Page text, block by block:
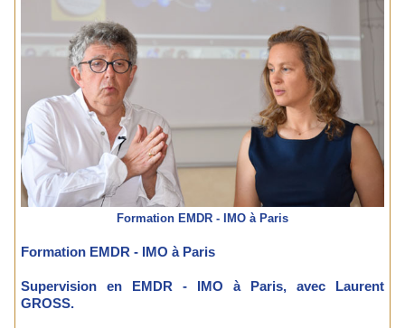
Formation EMDR - IMO à Paris
Formation EMDR - IMO à Paris
Supervision en EMDR - IMO à Paris, avec Laurent
GROSS.